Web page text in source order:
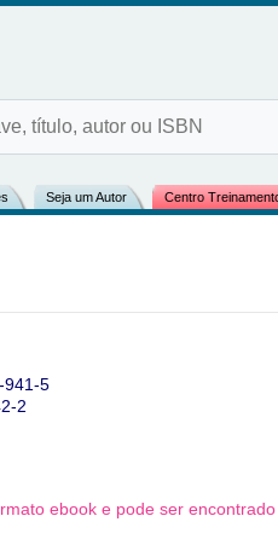
Seja um Autor Centro
941-5
2
ebook e pode ser